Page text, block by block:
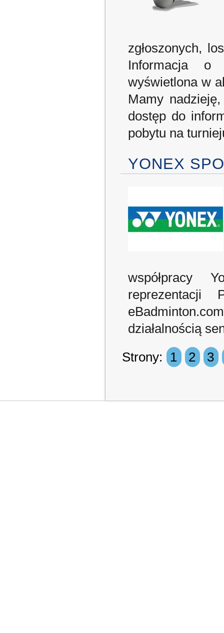
zgłoszonych,
Informacja o
wyświetlona w
Mamy
dostęp do
pobytu na
YONEX
współpracy
reprezentacji
działalnością
Strony:
1 2 3